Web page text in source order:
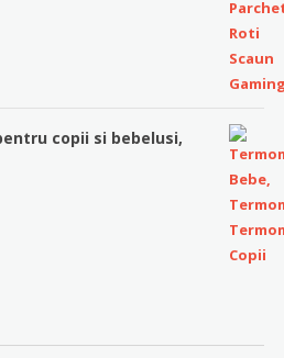
copii si bebelusi,